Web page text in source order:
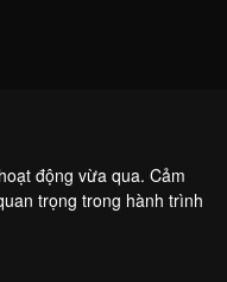
động vừa qua. Cảm
trọng trong hành trình